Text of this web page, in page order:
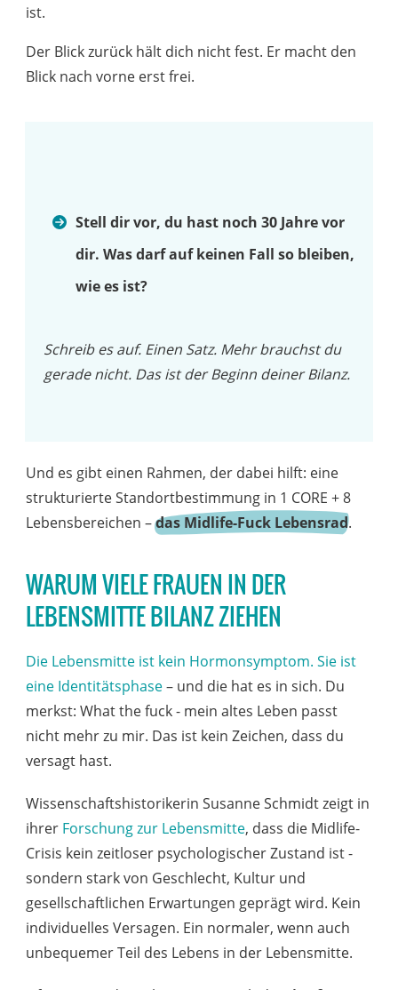
ist.
Der Blick zurück hält dich nicht fest. Er macht den
Blick nach vorne erst frei.
Stell dir vor, du hast noch 30 Jahre vor
dir. Was darf auf keinen Fall so bleiben,
wie es ist?
Schreib es auf. Einen Satz. Mehr brauchst du
gerade nicht. Das ist der Beginn deiner Bilanz.
Und es gibt einen Rahmen, der dabei hilft: eine
strukturierte Standortbestimmung in 1 CORE + 8
Lebensbereichen –das Midlife-Fuck Lebensrad.
WARUM VIELE FRAUEN IN DER
LEBENSMITTE BILANZ ZIEHEN
Die Lebensmitte ist kein Hormonsymptom. Sie ist
eine Identitätsphase– und die hat es in sich. Du
merkst: What the fuck - mein altes Leben passt
nicht mehr zu mir. Das ist kein Zeichen, dass du
versagt hast.
Wissenschaftshistorikerin Susanne Schmidt zeigt in
ihrer Forschung zur Lebensmitte, dass die Midlife-
Crisis kein zeitloser psychologischer Zustand ist -
sondern stark von Geschlecht, Kultur und
gesellschaftlichen Erwartungen geprägt wird. Kein
individuelles Versagen. Ein normaler, wenn auch
unbequemer Teil des Lebens in der Lebensmitte.